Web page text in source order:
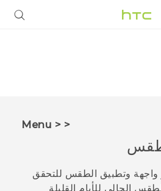
< < Menu
وتطبيق الطقس للتحقق
الحالي للأيام القليلة